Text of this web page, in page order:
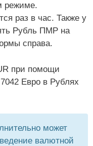
режиме.
раз в час. Также у
Рубль ПМР на
справа.
при помощи
Евро в Рублях
может
валютной